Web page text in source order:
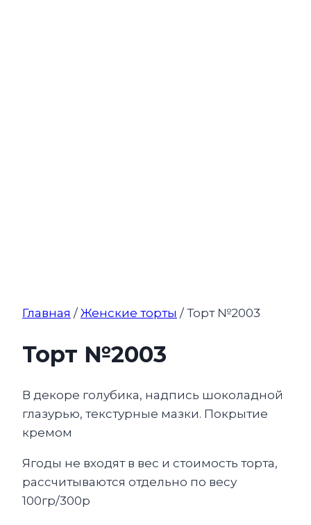
Главная / Женские торты / Торт №2003
Торт №2003
В декоре голубика, надпись шоколадной
глазурью, текстурные мазки. Покрытие
кремом
Ягоды не входят в вес и стоимость торта,
рассчитываются отдельно по весу
100гр/300р